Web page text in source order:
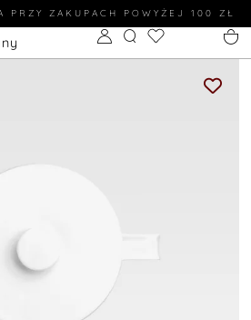
PRZY ZAKUPACH POWYŻEJ 100 ZŁ